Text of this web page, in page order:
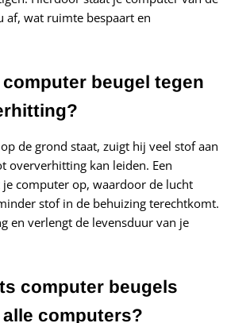
af, wat ruimte bespaart en
beugel tegen
de grond staat, zuigt hij veel stof aan
oververhitting kan leiden. Een
computer op, waardoor de lucht
stof in de behuizing terechtkomt.
en verlengt de levensduur van je
computer beugels
computers?